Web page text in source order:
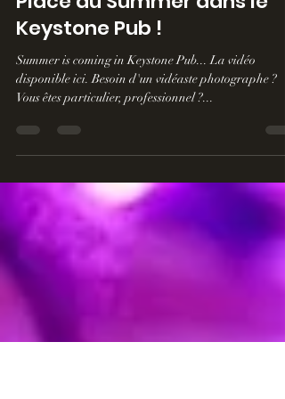
19 juin 2023 1 min de lecture
Place au Summer dans le
Keystone Pub !
Summer is coming in Keystone Pub... La vidéo
disponible ici. Besoin d'un vidéaste photographe ?
Vous êtes particulier, professionnel ?...